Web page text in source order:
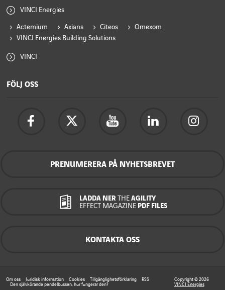
VINCI Energies
Actemium Axians Citeos
Omexom
VINCI Energies Building Solutions
VINCI
FÖLJ OSS
PRENUMERERA PÅ NYHETSBREVET
LADDA NER THEAGILITY
EFFECT MAGAZINEPDF FILES
KONTAKTA OSS
Om oss Juridisk information Cookies Tillgänglighetsförklaring
RSS
Den självkörande pendelbussen, hur fungerar den?
Copyright © 2026
VINCI Energies